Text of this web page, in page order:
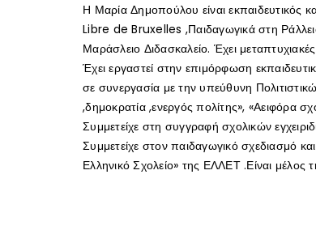
Η Μαρία Δημοπούλου είναι εκπαιδευτικός
Libre de Bruxelles ,Παιδαγωγικά στη
Μαράσλειο Διδασκαλείο. Έχει
Έχει εργαστεί στην επιμόρφωση
σε συνεργασία με την υπεύθυνη
,δημοκρατία ,ενεργός πολίτης», «Αειφόρα
Συμμετείχε στη συγγραφή σχολικών
Συμμετείχε στον παιδαγωγικό σχεδιασμό
Ελληνικό Σχολείο» της ΕΛΛΕΤ .Είναι μέλος